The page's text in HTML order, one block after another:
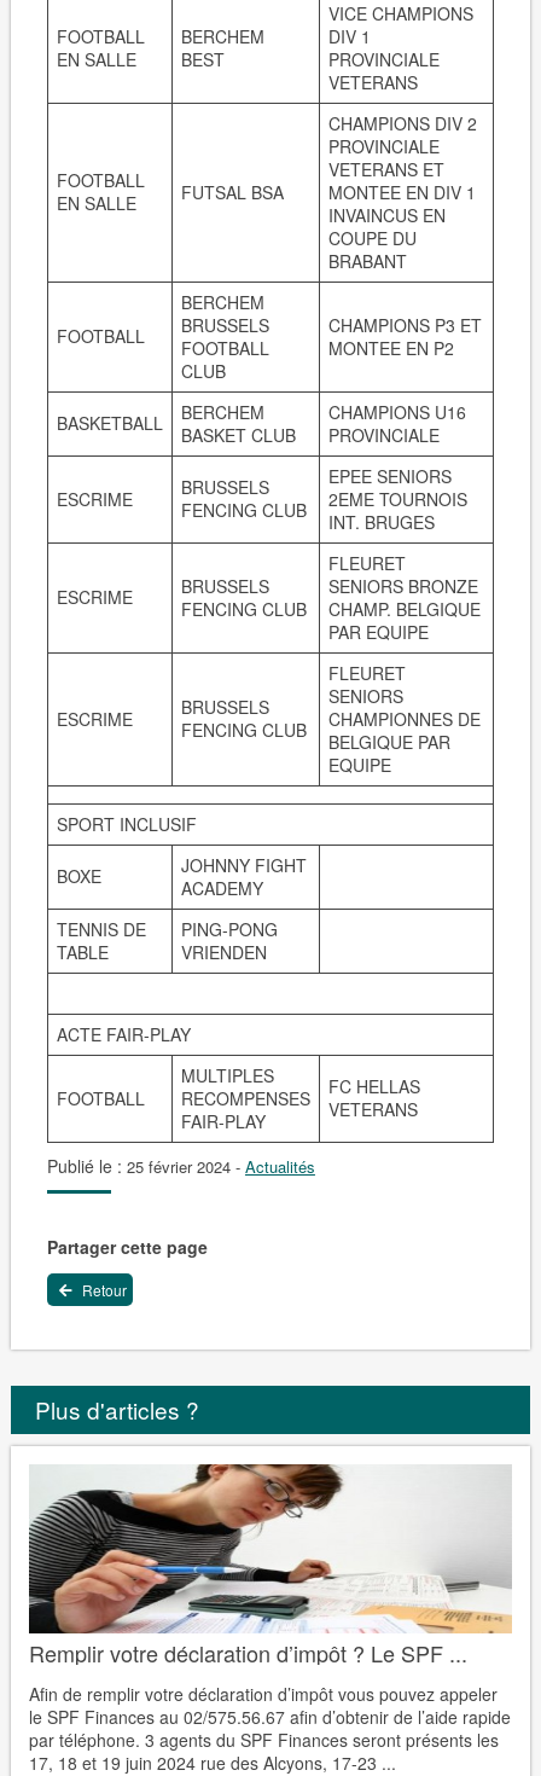
FOOTBALL
EN SALLE
BERCHEM
BEST
VICE CHAMPIONS
DIV 1
PROVINCIALE
VETERANS
FOOTBALL
EN SALLE
FUTSAL BSA
CHAMPIONS DIV 2
PROVINCIALE
VETERANS ET
MONTEE EN DIV 1
INVAINCUS EN
COUPE DU
BRABANT
FOOTBALL
BERCHEM
BRUSSELS
FOOTBALL
CLUB
CHAMPIONS P3 ET
MONTEE EN P2
BASKETBALL
BERCHEM
BASKET CLUB
CHAMPIONS U16
PROVINCIALE
ESCRIME
BRUSSELS
FENCING CLUB
EPEE SENIORS
2EME TOURNOIS
INT. BRUGES
ESCRIME
BRUSSELS
FENCING CLUB
FLEURET
SENIORS BRONZE
CHAMP. BELGIQUE
PAR EQUIPE
ESCRIME
BRUSSELS
FENCING CLUB
FLEURET
SENIORS
CHAMPIONNES DE
BELGIQUE PAR
EQUIPE
SPORT INCLUSIF
BOXE
JOHNNY FIGHT
ACADEMY
TENNIS DE
TABLE
PING-PONG
VRIENDEN
ACTE FAIR-PLAY
FOOTBALL
MULTIPLES
RECOMPENSES
FAIR-PLAY
FC HELLAS
VETERANS
Publié le : 25 février 2024 - Actualités
Partager cette page
Retour
Plus d'articles ?
Remplir votre déclaration d’impôt ? Le SPF ...
Afin de remplir votre déclaration d’impôt vous pouvez appeler
le SPF Finances au 02/575.56.67 afin d’obtenir de l’aide rapide
par téléphone. 3 agents du SPF Finances seront présents les
17, 18 et 19 juin 2024 rue des Alcyons, 17-23 ...